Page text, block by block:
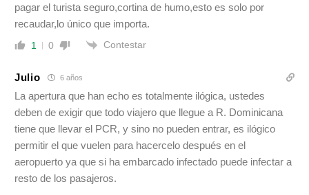
pagar el turista seguro,cortina de humo,esto es solo por
recaudar,lo único que importa.
1 0 Contestar
Julio 6 años
La apertura que han echo es totalmente ilógica, ustedes
deben de exigir que todo viajero que llegue a R. Dominicana
tiene que llevar el PCR, y sino no pueden entrar, es ilógico
permitir el que vuelen para hacercelo después en el
aeropuerto ya que si ha embarcado infectado puede infectar a
resto de los pasajeros.